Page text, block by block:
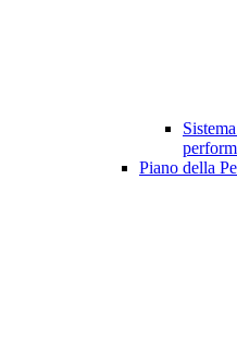
Piano della